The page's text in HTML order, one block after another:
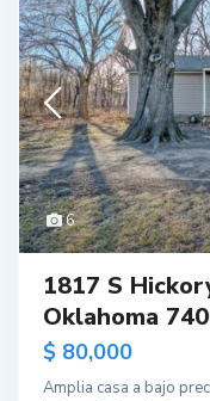
6
1817 S
Oklahoma
$ 80,000
Amplia casa a bajo